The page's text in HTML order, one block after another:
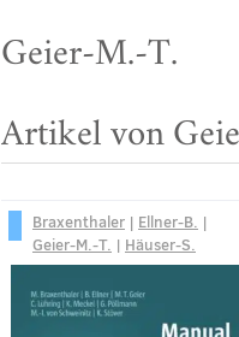
Geier-M.-T.
Artikel von
Braxenthaler | Ellner-B. |
Geier-M.-T. | Häuser-S.